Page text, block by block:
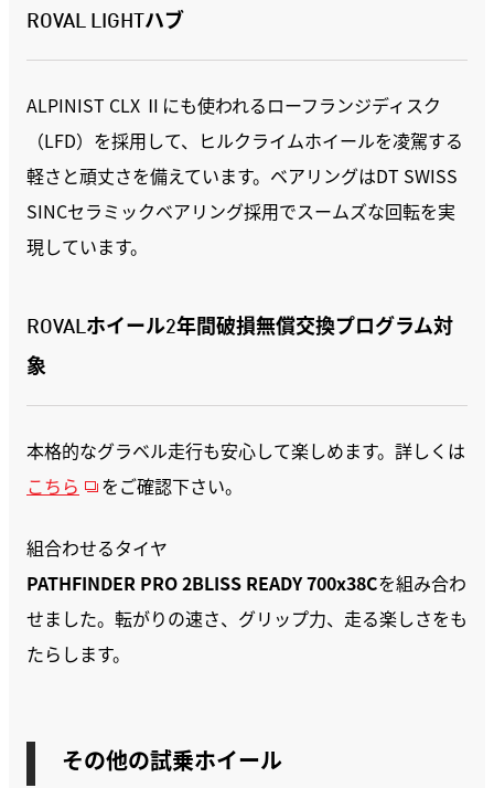
ROVAL LIGHTハブ
ALPINIST CLX Ⅱにも使われるローフランジディスク
（LFD）を採用して、ヒルクライムホイールを凌駕する
軽さと頑丈さを備えています。ベアリングはDT SWISS
SINCセラミックベアリング採用でスームズな回転を実
現しています。
ROVALホイール2年間破損無償交換プログラム対
象
本格的なグラベル走行も安心して楽しめます。詳しくは
こちら
をご確認下さい。
組合わせるタイヤ
PATHFINDER PRO 2BLISS READY700x38Cを組み合わ
せました。転がりの速さ、グリップ力、走る楽しさをも
たらします。
その他の試乗ホイール